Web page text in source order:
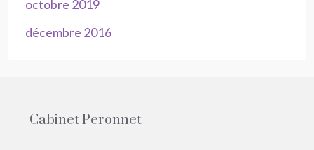
octobre 2019
décembre 2016
Cabinet Peronnet